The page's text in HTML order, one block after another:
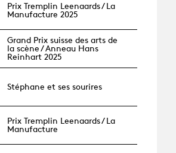
Prix Tremplin Leenaards / La
Manufacture 2025
Grand Prix suisse des arts de
la scène / Anneau Hans
Reinhart 2025
Stéphane et ses sourires
Prix Tremplin Leenaards / La
Manufacture